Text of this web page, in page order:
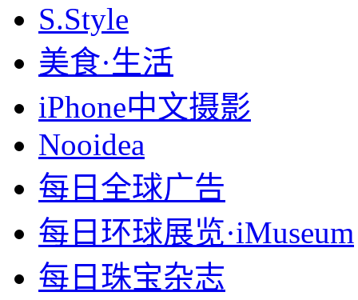
S.Style
美食·生活
iPhone中文摄影
Nooidea
每日全球广告
每日环球展览·iMuseum
每日珠宝杂志